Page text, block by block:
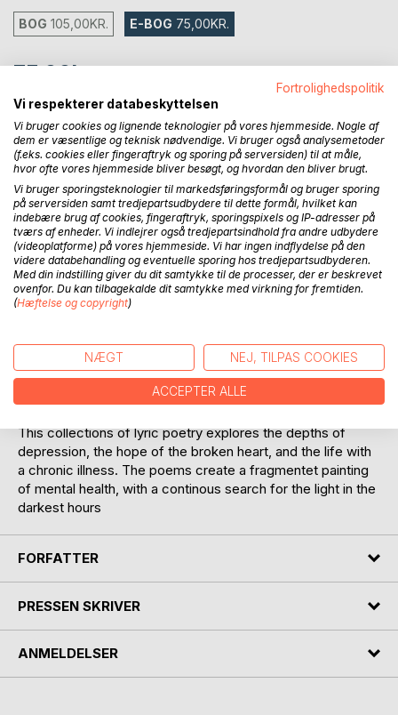
BOG 105,00KR. E-BOG 75,00KR.
75,00kr.
inkl. moms
Tilgængelig som download
LÆG I INDKØBSKURVEN
Føj til ønskeliste
Anmeld titel
BESKRIVELSE
This collections of lyric poetry explores the depths of
depression, the hope of the broken heart, and the life with
a chronic illness. The poems create a fragmentet painting
of mental health, with a continous search for the light in the
darkest hours
FORFATTER
PRESSEN SKRIVER
ANMELDELSER
Fortrolighedspolitik
Vi respekterer databeskyttelsen
Vi bruger cookies og lignende teknologier på vores hjemmeside. Nogle af
dem er væsentlige og teknisk nødvendige. Vi bruger også analysemetoder
(f.eks. cookies eller fingeraftryk og sporing på serversiden) til at måle,
hvor ofte vores hjemmeside bliver besøgt, og hvordan den bliver brugt.
Vi bruger sporingsteknologier til markedsføringsformål og bruger sporing
på serversiden samt tredjepartsudbydere til dette formål, hvilket kan
indebære brug af cookies, fingeraftryk, sporingspixels og IP-adresser på
tværs af enheder. Vi indlejrer også tredjepartsindhold fra andre udbydere
(videoplatforme) på vores hjemmeside. Vi har ingen indflydelse på den
videre databehandling og eventuelle sporing hos tredjepartsudbyderen.
Med din indstilling giver du dit samtykke til de processer, der er beskrevet
ovenfor. Du kan tilbagekalde dit samtykke med virkning for fremtiden.
(Hæftelse og copyright)
NÆGT NEJ, TILPAS COOKIES
ACCEPTER ALLE